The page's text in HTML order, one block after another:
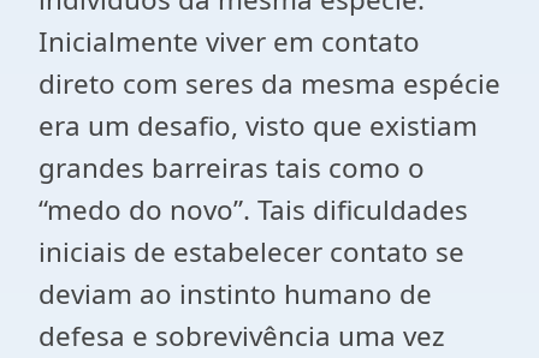
Inicialmente viver em contato
direto com seres da mesma espécie
era um desafio, visto que existiam
grandes barreiras tais como o
“medo do novo”. Tais dificuldades
iniciais de estabelecer contato se
deviam ao instinto humano de
defesa e sobrevivência uma vez